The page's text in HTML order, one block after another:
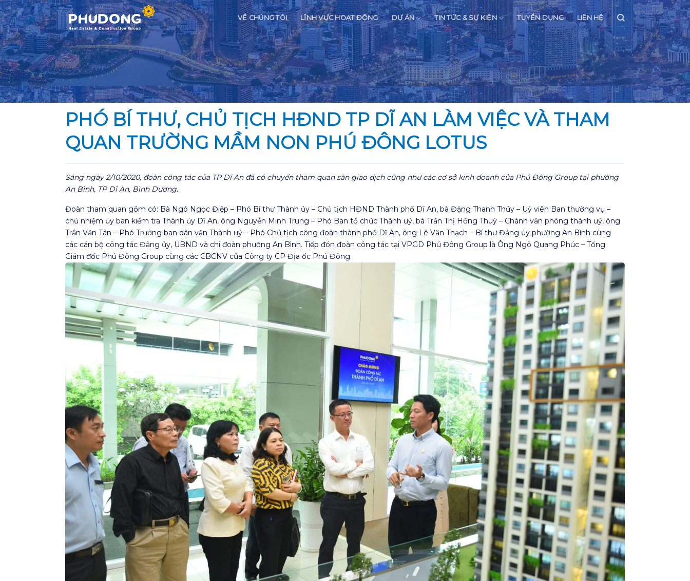
Skip
to
content
VỀ CHÚNG TÔI LĨNH VỰC HOẠT ĐỘNG DỰ ÁN TIN TỨC & SỰ KIỆN TUYỂN DỤNG LIÊN HỆ
PHÓ BÍ THƯ, CHỦ TỊCH HĐND TP DĨ AN LÀM VIỆC VÀ THAM
QUAN TRƯỜNG MẦM NON PHÚ ĐÔNG LOTUS
Sáng ngày 2/10/2020, đoàn công tác của TP Dĩ An đã có chuyến tham quan sàn giao dịch cũng như các cơ sở kinh doanh của Phú Đông Group tại phường
An Bình, TP Dĩ An, Bình Dương.
Đoàn tham quan gồm có: Bà Ngô Ngọc Điệp – Phó Bí thư Thành ủy – Chủ tịch HĐND Thành phố Dĩ An, bà Đặng Thanh Thủy – Uỷ viên Ban thường vụ –
chủ nhiệm ủy ban kiểm tra Thành ủy Dĩ An, ông Nguyễn Minh Trung – Phó Ban tổ chức Thành uỷ, bà Trần Thị Hồng Thuý – Chánh văn phòng thành uỷ, ông
Trần Văn Tân – Phó Trưởng ban dân vận Thành uỷ – Phó Chủ tịch công đoàn thành phố Dĩ An, ông Lê Văn Thạch – Bí thư Đảng ủy phường An Bình cùng
các cán bộ công tác Đảng ủy, UBND và chi đoàn phường An Bình. Tiếp đón đoàn công tác tại VPGD Phú Đông Group là Ông Ngô Quang Phúc – Tổng
Giám đốc Phú Đông Group cùng các CBCNV của Công ty CP Địa ốc Phú Đông.